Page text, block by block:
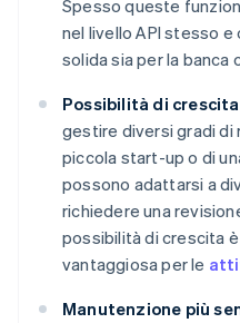
Spesso queste
nel livello API stesso
solida sia per la banca
Possibilità di
gestire diversi gradi di
piccola start-up o di
possono adattarsi a
richiedere una
possibilità di crescita
vantaggiosa per le
Manutenzione più